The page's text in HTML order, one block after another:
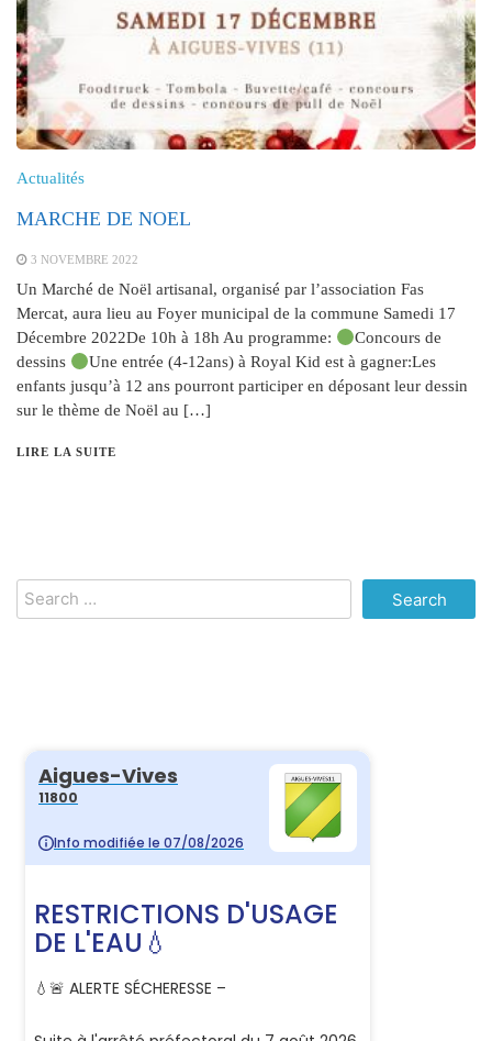
Actualités
MARCHE DE NOEL
3 NOVEMBRE 2022
Un Marché de Noël artisanal, organisé par l’association Fas
Mercat, aura lieu au Foyer municipal de la commune Samedi 17
Décembre 2022De 10h à 18h Au programme:
Concours de
dessins
Une entrée (4-12ans) à Royal Kid est à gagner:Les
enfants jusqu’à 12 ans pourront participer en déposant leur dessin
sur le thème de Noël au […]
LIRE LA SUITE
Search
for: